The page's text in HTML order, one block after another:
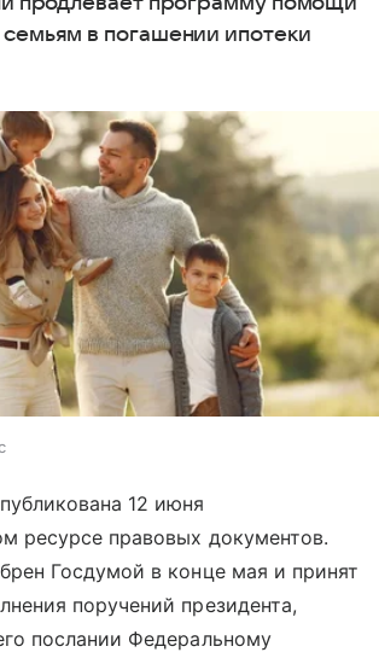
в погашении ипотеки
12 июня
ресурсе правовых документов.
Госдумой в конце мая и принят
поручений президента,
послании Федеральному